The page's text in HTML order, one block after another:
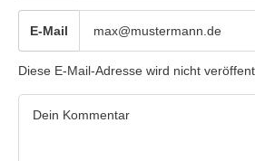
E-Mail
Diese E-Mail-Adresse wird nicht